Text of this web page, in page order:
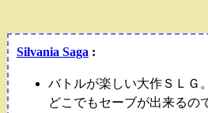
Silvania Saga :
バトルが楽しい大作ＳＬＧ。
どこでもセーブが出来るの